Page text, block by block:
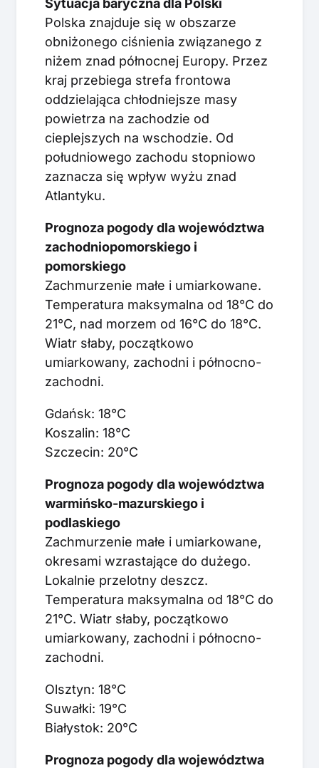
Polska znajduje się w obszarze
obniżonego ciśnienia związanego z
niżem znad północnej Europy. Przez
kraj przebiega strefa frontowa
oddzielająca chłodniejsze masy
powietrza na zachodzie od
cieplejszych na wschodzie. Od
południowego zachodu stopniowo
zaznacza się wpływ wyżu znad
Atlantyku.
Prognoza pogody dla województwa
zachodniopomorskiego i
pomorskiego
Zachmurzenie małe i umiarkowane.
Temperatura maksymalna od 18°C do
21°C, nad morzem od 16°C do 18°C.
Wiatr słaby, początkowo
umiarkowany, zachodni i północno-
zachodni.
Gdańsk: 18°C
Koszalin: 18°C
Szczecin: 20°C
Prognoza pogody dla województwa
warmińsko-mazurskiego i
podlaskiego
Zachmurzenie małe i umiarkowane,
okresami wzrastające do dużego.
Lokalnie przelotny deszcz.
Temperatura maksymalna od 18°C do
21°C. Wiatr słaby, początkowo
umiarkowany, zachodni i północno-
zachodni.
Olsztyn: 18°C
Suwałki: 19°C
Białystok: 20°C
Prognoza pogody dla województwa